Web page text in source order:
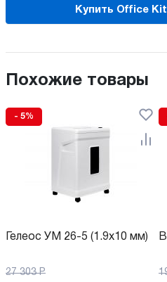
Купить Office
Похожие товары
- 5%
Гелеос УМ 26-5 (1.9x10 мм)
27 303 Р